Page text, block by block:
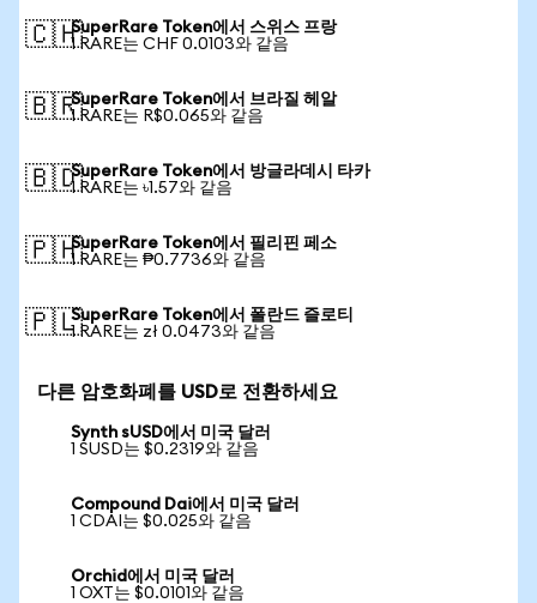
🇨🇭SuperRare Token에서 스위스 프랑
1 RARE는 CHF 0.0103와 같음
🇧🇷SuperRare Token에서 브라질 헤알
1 RARE는 R$0.065와 같음
🇧🇩SuperRare Token에서 방글라데시 타카
1 RARE는 ৳1.57와 같음
🇵🇭SuperRare Token에서 필리핀 페소
1 RARE는 ₱0.7736와 같음
🇵🇱SuperRare Token에서 폴란드 즐로티
1 RARE는 zł 0.0473와 같음
다른 암호화폐를 USD로 전환하세요
Synth sUSD에서 미국 달러
1 SUSD는 $0.2319와 같음
Compound Dai에서 미국 달러
1 CDAI는 $0.025와 같음
Orchid에서 미국 달러
1 OXT는 $0.0101와 같음